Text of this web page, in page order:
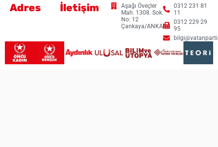
Adres
Aşağı Öveçler
Mah. 1308. Sok.
No: 12
Çankaya/ANKARA
İletişim
0312 231 81
11
0312 229 29
95